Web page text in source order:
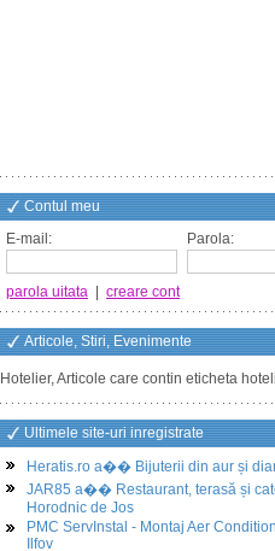
Contul meu
E-mail:
Parola:
parola uitata creare cont
Articole, Stiri, Evenimente
Hotelier, Articole care contin eticheta
Ultimele site-uri inregistrate
Heratis.ro a�� Bijuterii din aur și
JAR85 a�� Restaurant, terasă și
Horodnic de Jos
PMC ServInstal - Montaj Aer
Ilfov